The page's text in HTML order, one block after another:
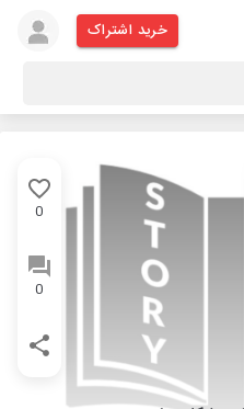
خرید اشتراک
0
0